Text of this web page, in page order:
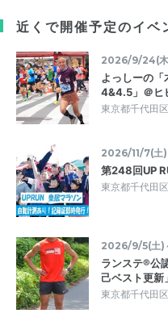
近くで開催予定のイベ
2026/9/24(
よっしーの
4&4.5」＠ヒ
東京都千代田
2026/11/7(土)
第248回UP
東京都千代田
2026/9/5(土)
ランステ®公
己ベスト更新
東京都千代田